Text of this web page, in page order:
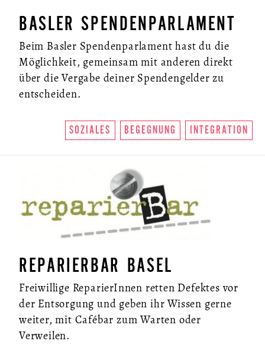
BASLER SPENDENPARLAMENT
Beim Basler Spendenparlament hast du die
Möglichkeit, gemeinsam mit anderen direkt
über die Vergabe deiner Spendengelder zu
entscheiden.
SOZIALES BEGEGNUNG INTEGRATION
REPARIERBAR BASEL
Freiwillige ReparierInnen retten Defektes vor
der Entsorgung und geben ihr Wissen gerne
weiter, mit Cafébar zum Warten oder
Verweilen.